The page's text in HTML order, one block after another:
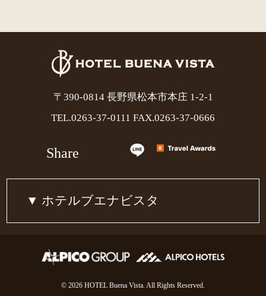
〒390-0814 長野県松本市本庄 1-2-1
TEL.0263-37-0111 FAX.0263-37-0666
Share
ホテルブエナビスタ
© 2026 HOTEL Buena Vista. All Rights Reserved.